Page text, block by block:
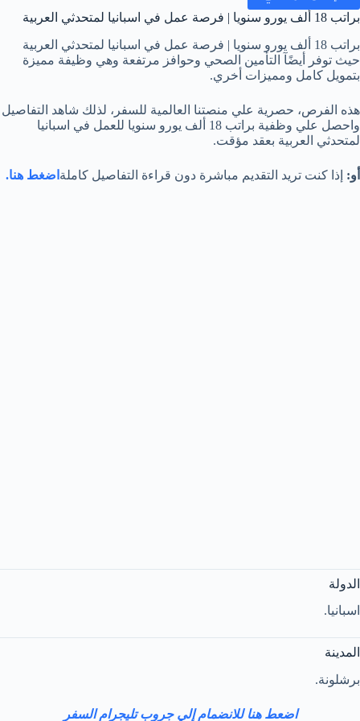
براتب 18 ألف يورو سنويا | فرصة عمل في اسبانيا لمتحدثي العربية
براتب 18 ألف يورو سنويا | فرصة عمل في اسبانيا لمتحدثي العربية
حيث توفر أيضًآ التأمين الصحي وحوافز مرتفعة وهي وظيفة مميزة
بتمويل كامل ومميزات أخري.
هذه الفرص، حصرية علي منصتنا العالمية للسفر، لذلك شاهد التفاصيل
واحصل علي وظفية براتب 18 ألف يورو سنويا للعمل في اسبانيا
لمتحدثي العربية بعقد مؤقت.
أو: إذا كنت تريد التقديم مباشرة دون قراءة التفاصيل كاملة اضغط هنا.
الدولة
اسبانيا.
المدينة
برشلونة.
اضعط هنا للانضمام إلي جروب تليجرام السفر